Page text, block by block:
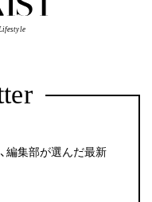
編集部が選んだ最新